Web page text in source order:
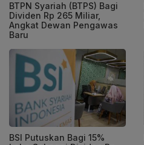
BTPN Syariah (BTPS) Bagi
Dividen Rp 265 Miliar,
Angkat Dewan Pengawas
Baru
BSI Putuskan Bagi 15%